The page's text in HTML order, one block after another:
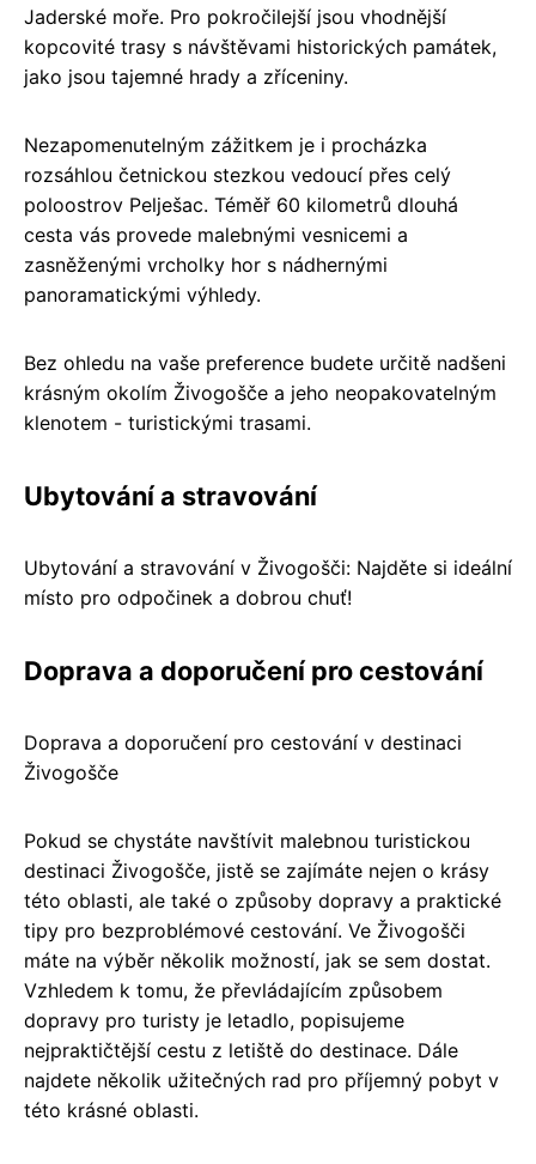
Jaderské moře. Pro pokročilejší jsou vhodnější
kopcovité trasy s návštěvami historických památek,
jako jsou tajemné hrady a zříceniny.
Nezapomenutelným zážitkem je i procházka
rozsáhlou četnickou stezkou vedoucí přes celý
poloostrov Pelješac. Téměř 60 kilometrů dlouhá
cesta vás provede malebnými vesnicemi a
zasněženými vrcholky hor s nádhernými
panoramatickými výhledy.
Bez ohledu na vaše preference budete určitě nadšeni
krásným okolím Živogošče a jeho neopakovatelným
klenotem - turistickými trasami.
Ubytování a stravování
Ubytování a stravování v Živogošči: Najděte si ideální
místo pro odpočinek a dobrou chuť!
Doprava a doporučení pro cestování
Doprava a doporučení pro cestování v destinaci
Živogošče
Pokud se chystáte navštívit malebnou turistickou
destinaci Živogošče, jistě se zajímáte nejen o krásy
této oblasti, ale také o způsoby dopravy a praktické
tipy pro bezproblémové cestování. Ve Živogošči
máte na výběr několik možností, jak se sem dostat.
Vzhledem k tomu, že převládajícím způsobem
dopravy pro turisty je letadlo, popisujeme
nejpraktičtější cestu z letiště do destinace. Dále
najdete několik užitečných rad pro příjemný pobyt v
této krásné oblasti.